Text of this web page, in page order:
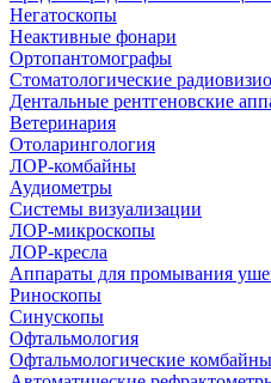
Негатоскопы
Неактивные фонари
Ортопантомографы
Стоматологические
Дентальные рентгеновские
Ветеринария
Отоларингология
ЛОР-комбайны
Аудиометры
Системы визуализации
ЛОР-микроскопы
ЛОР-кресла
Аппараты для промывания
Риноскопы
Синускопы
Офтальмология
Офтальмологические комбайны